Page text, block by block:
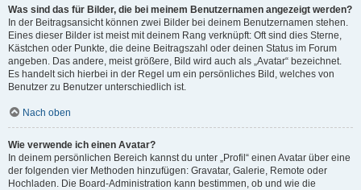
Was sind das für Bilder, die bei meinem Benutzernamen angezeigt werden?
In der Beitragsansicht können zwei Bilder bei deinem Benutzernamen stehen.
Eines dieser Bilder ist meist mit deinem Rang verknüpft: Oft sind dies Sterne,
Kästchen oder Punkte, die deine Beitragszahl oder deinen Status im Forum
angeben. Das andere, meist größere, Bild wird auch als „Avatar“ bezeichnet.
Es handelt sich hierbei in der Regel um ein persönliches Bild, welches von
Benutzer zu Benutzer unterschiedlich ist.
Nach oben
Wie verwende ich einen Avatar?
In deinem persönlichen Bereich kannst du unter „Profil“ einen Avatar über eine
der folgenden vier Methoden hinzufügen: Gravatar, Galerie, Remote oder
Hochladen. Die Board-Administration kann bestimmen, ob und wie die